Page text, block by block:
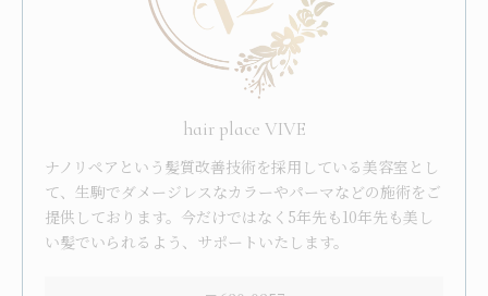
hair place VIVE
ナノリペアという髪質改善技術を採用している美容室とし
て、生駒でダメージレスなカラーやパーマなどの施術をご
提供しております。今だけではなく5年先も10年先も美し
い髪でいられるよう、サポートいたします。